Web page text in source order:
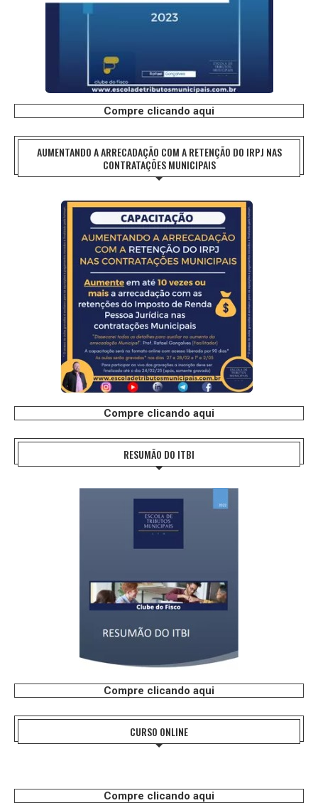
Compre clicando aqui
AUMENTANDO A ARRECADAÇÃO COM A RETENÇÃO DO IRPJ NAS
CONTRATAÇÕES MUNICIPAIS
Compre clicando aqui
RESUMÃO DO ITBI
Compre clicando aqui
CURSO ONLINE
Compre clicando aqui